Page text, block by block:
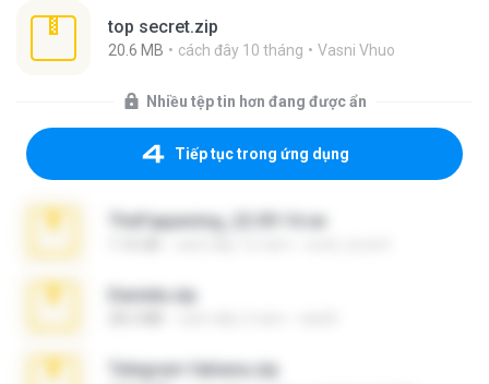
top secret.zip
20.6 MB cách đây 10 tháng Vasni Vhuo
Nhiều tệp tin hơn đang được ẩn
Tiếp tục trong ứng dụng
TheFappening_22.09.14.rar
Daniela.zip
Telegram fabiana.zip